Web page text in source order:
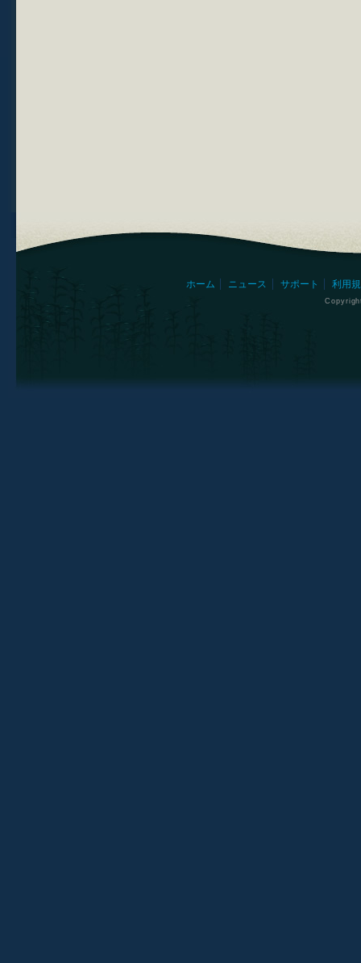
ホーム ニュース サポート 利用